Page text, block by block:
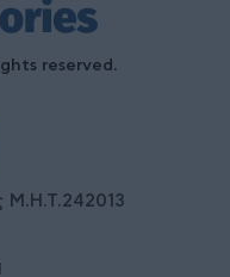
reserved.
Μ.Η.Τ.242013